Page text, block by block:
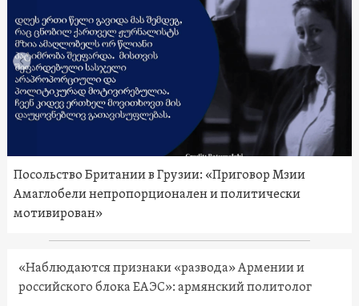
Посольство Британии в Грузии: «Приговор Мзии
Амаглобели непропорционален и политически
мотивирован»
«Наблюдаются признаки «развода» Армении и
российского блока ЕАЭС»: армянский политолог